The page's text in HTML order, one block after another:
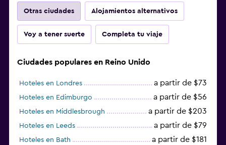
Otras ciudades Alojamientos alternativos
Voy a tener suerte Completa tu viaje
Ciudades populares en Reino Unido
Hoteles en Londres a partir de $73
Hoteles en Edimburgo a partir de $56
Hoteles en Middlesbrough a partir de $203
Hoteles en Leeds a partir de $79
Hoteles en Bath a partir de $181